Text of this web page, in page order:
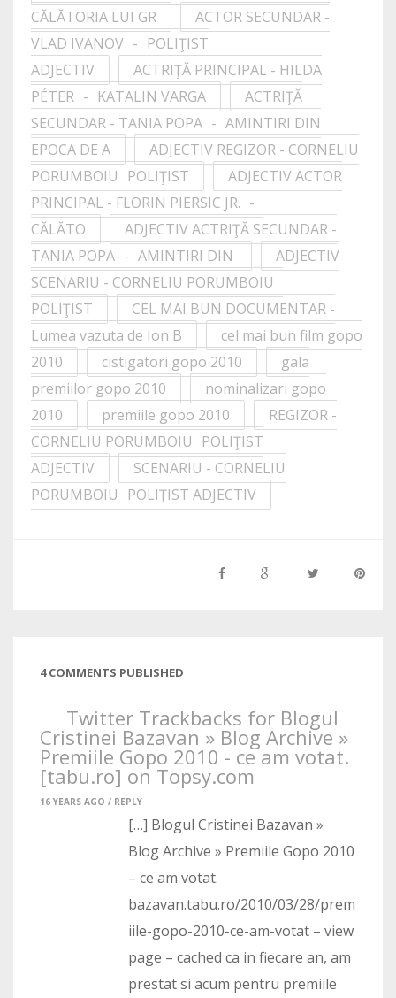
CĂLĂTORIA LUI GR
ACTOR SECUNDAR -
VLAD IVANOV - POLIŢIST
ADJECTIV
ACTRIŢĂ PRINCIPAL - HILDA
PÉTER - KATALIN VARGA
ACTRIŢĂ
SECUNDAR - TANIA POPA - AMINTIRI DIN
EPOCA DE A
ADJECTIV REGIZOR - CORNELIU
PORUMBOIU POLIŢIST
ADJECTIV ACTOR
PRINCIPAL - FLORIN PIERSIC JR. -
CĂLĂTO
ADJECTIV ACTRIŢĂ SECUNDAR -
TANIA POPA - AMINTIRI DIN
ADJECTIV
SCENARIU - CORNELIU PORUMBOIU
POLIŢIST
CEL MAI BUN DOCUMENTAR -
Lumea vazuta de Ion B
cel mai bun film gopo
2010
cistigatori gopo 2010
gala
premiilor gopo 2010
nominalizari gopo
2010
premiile gopo 2010
REGIZOR -
CORNELIU PORUMBOIU POLIŢIST
ADJECTIV
SCENARIU - CORNELIU
PORUMBOIU POLIŢIST ADJECTIV
4 COMMENTS PUBLISHED
Twitter Trackbacks for Blogul
Cristinei Bazavan » Blog Archive »
Premiile Gopo 2010 - ce am votat.
[tabu.ro] on Topsy.com
16 YEARS AGO / REPLY
[…] Blogul Cristinei Bazavan »
Blog Archive » Premiile Gopo 2010
– ce am votat.
bazavan.tabu.ro/2010/03/28/prem
iile-gopo-2010-ce-am-votat – view
page – cached ca in fiecare an, am
prestat si acum pentru premiile